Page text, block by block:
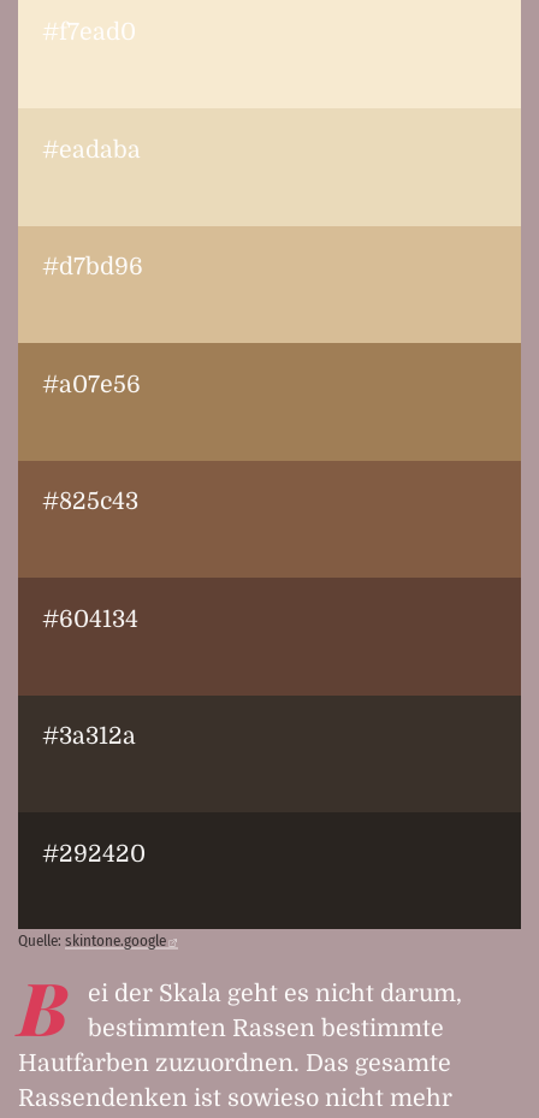
#f7ead0
#eadaba
#d7bd96
#a07e56
#825c43
#604134
#3a312a
#292420
Quelle: skintone.google
B
ei der Skala geht es nicht darum,
bestimmten Rassen bestimmte
Hautfarben zuzuordnen. Das gesamte
Rassendenken ist sowieso nicht mehr